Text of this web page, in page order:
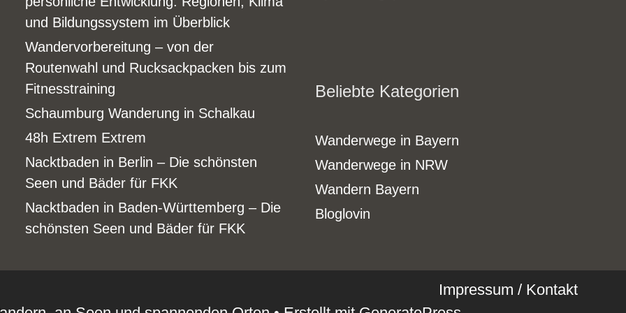
und Bildungssystem im Überblick
Wandervorbereitung – von der
Routenwahl und Rucksackpacken bis zum
Fitnesstraining
Schaumburg Wanderung in Schalkau
48h Extrem Extrem
Nacktbaden in Berlin – Die schönsten
Seen und Bäder für FKK
Nacktbaden in Baden-Württemberg – Die
schönsten Seen und Bäder für FKK
Beliebte Kategorien
Wanderwege in Bayern
Wanderwege in NRW
Wandern Bayern
Bloglovin
Impressum / Kontakt